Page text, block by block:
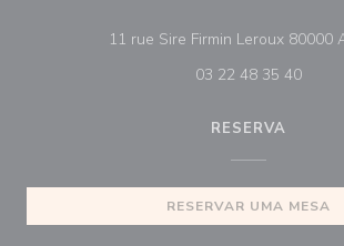
11 rue Sire Firmin Leroux 80000
03 22 48 35 40
RESERVA
RESERVAR UMA MESA